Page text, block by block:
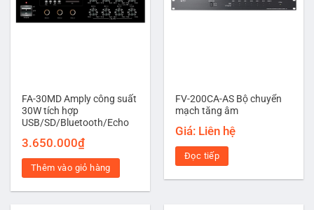
FA-30MD Amply công suất
30W tích hợp
USB/SD/Bluetooth/Echo
3.650.000₫
Thêm vào giỏ hàng
FV-200CA-AS Bộ chuyển
mạch tăng âm
Giá: Liên hệ
Đọc tiếp